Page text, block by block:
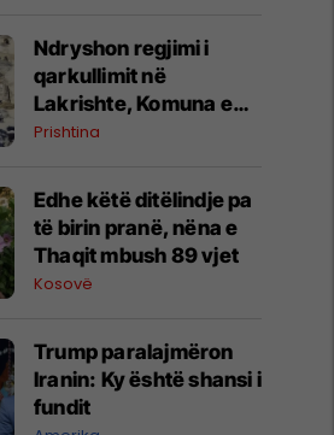
Ndryshon regjimi i
qarkullimit në
Lakrishte, Komuna e
Prishtinës ofron
Prishtina
Edhe këtë ditëlindje pa
të birin pranë, nëna e
Thaqit mbush 89 vjet
Kosovë
Trump paralajmëron
Iranin: Ky është shansi i
fundit